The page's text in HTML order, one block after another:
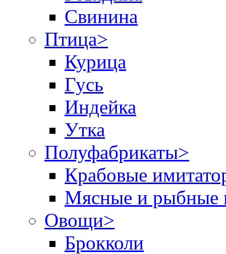
Свинина
Птица>
Курица
Гусь
Индейка
Утка
Полуфабрикаты>
Крабовые
Мясные и рыбные
Овощи>
Брокколи